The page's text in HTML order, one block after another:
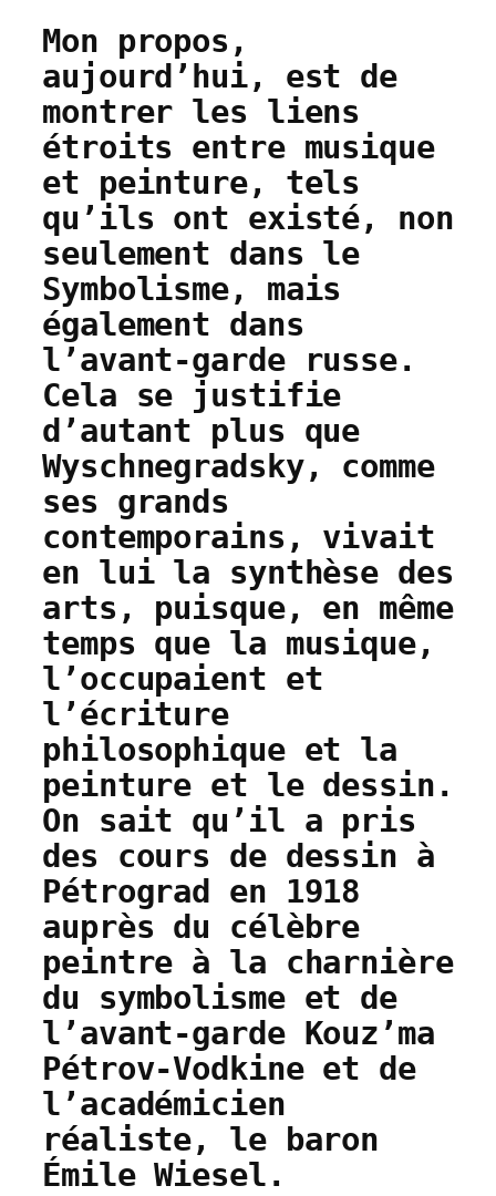
Mon propos,
aujourd’hui, est de
montrer les liens
étroits entre musique
et peinture, tels
qu’ils ont existé, non
seulement dans le
Symbolisme, mais
également dans
l’avant-garde russe.
Cela se justifie
d’autant plus que
Wyschnegradsky, comme
ses grands
contemporains, vivait
en lui la synthèse des
arts, puisque, en même
temps que la musique,
l’occupaient et
l’écriture
philosophique et la
peinture et le dessin.
On sait qu’il a pris
des cours de dessin à
Pétrograd en 1918
auprès du célèbre
peintre à la charnière
du symbolisme et de
l’avant-garde Kouz’ma
Pétrov-Vodkine et de
l’académicien
réaliste, le baron
Émile Wiesel.